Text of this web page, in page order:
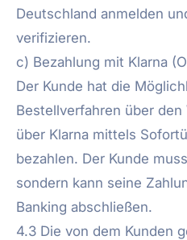
Deutschland anmelden
verifizieren.
c) Bezahlung mit Klarna
Der Kunde hat die
Bestellverfahren über
über Klarna mittels
bezahlen. Der Kunde
sondern kann seine
Banking abschließen.
4.3 Die von dem Kunden